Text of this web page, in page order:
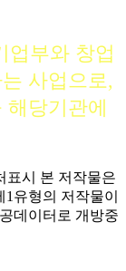
업부와 창업
사업으로,
해당기관에
본 저작물은
유형의 저작물이
데이터로 개방중